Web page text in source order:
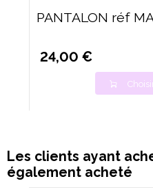
PANTALON réf
24,00 €
Les clients ayant
également acheté